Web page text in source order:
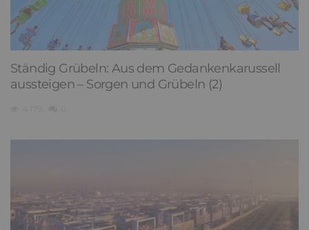
Ständig Grübeln: Aus dem Gedankenkarussell
aussteigen – Sorgen und Grübeln (2)